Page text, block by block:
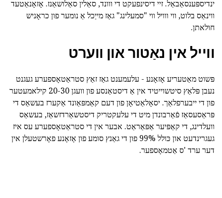
ינדיספּענסאַבאַל. זיי דיסינפעקט די ווונד, סאַלין סאַלושאַנז. אָזאָנאַטעד
ווינאַס בלוט, ווי ווויל ווי "סמעלינג" גאַז מייַכל אַ נומער פון כראָניש
חולאתן.
ווייל אין נאַטור און ווערט
פּשוט מאַטעריע אָזאָנע - עלעמענט גאַז זאַץ סטראַטאָספערע געגנט
נעבן פּלאַץ סיטשוייטיד אין אַ דיסטאַנסע פון וועגן 20-30 קילאמעטער
פון די ייבערפלאַך. יסאָלאַטיאָן פון דעם קאַמפּאַונד אַקערז בעשאַס די
פּראַסעסאַז פֿאַרבונדן מיט די עלעקטריק דיסטשאַרדזשאַז, בעשאַס
וועלדינג, די קאַפּיער אַפּאַראַט. אבער אין די סטראַטאָספערע עס איז
געגרינדעט און כּולל 99% פון די גאַנץ סומע פון אָזאָנע פאָרשטעלן אין
דער ערד 'ס אַטמאָספער.